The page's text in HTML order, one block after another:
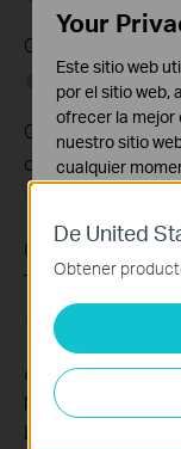
Cómo conectar
Qué hacer si no
cloud o al
Cómo encontrar
TP-Link
07-15-2026
¿Qué debo hacer
puede funcionar
Link?
De United
Obtener
Your
Este sitio web
por el sitio web,
ofrecer la mejor
nuestro sitio
cualquier
Cookies
Estas cookies
del sitio web y
Cookies de
Las cookies de
actividades en
adaptar la